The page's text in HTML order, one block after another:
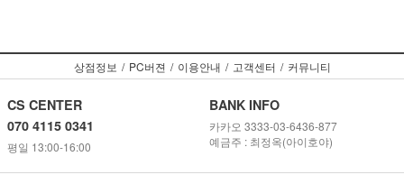
상점정보 / PC버젼 / 이용안내 / 고객센터 / 커뮤니티
CS CENTER
070 4115 0341
평일 13:00-16:00
BANK INFO
카카오 3333-03-6436-877
예금주 : 최정옥(아이호야)